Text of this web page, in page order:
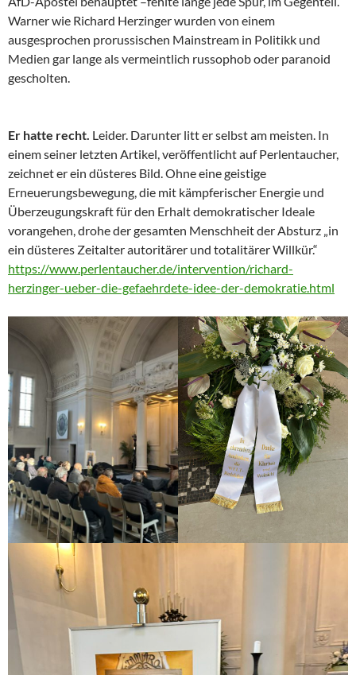
Warner wie Richard Herzinger wurden von einem
ausgesprochen prorussischen Mainstream in Politikk und
Medien gar lange als vermeintlich russophob oder paranoid
gescholten.
Er hatte recht. Leider. Darunter litt er selbst am meisten. In
einem seiner letzten Artikel, veröffentlicht auf Perlentaucher,
zeichnet er ein düsteres Bild. Ohne eine geistige
Erneuerungsbewegung, die mit kämpferischer Energie und
Überzeugungskraft für den Erhalt demokratischer Ideale
vorangehen, drohe der gesamten Menschheit der Absturz „in
ein düsteres Zeitalter autoritärer und totalitärer Willkür.“
https://www.perlentaucher.de/intervention/richard-
herzinger-ueber-die-gefaehrdete-idee-der-demokratie.html